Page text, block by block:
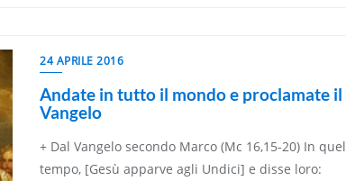
24 APRILE 2016
Andate in tutto il mondo e proclamate il
Vangelo
+ Dal Vangelo secondo Marco (Mc 16,15-20) In quel
tempo, [Gesù apparve agli Undici] e disse loro: